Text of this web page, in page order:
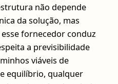
não depende
da solução, mas
fornecedor conduz
a previsibilidade
viáveis de
equilíbrio, qualquer